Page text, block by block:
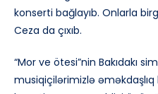
konserti bağlayıb. Onlarla
Ceza da çıxıb.
“Mor ve ötesi”nin Bakıdakı
musiqiçilərimizlə